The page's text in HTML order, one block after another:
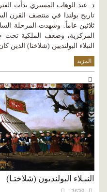
د. عبد الوهاب المسيري بدأت
تاريخ بولندا في منتصف القرن
ثلاثين عاماً. وشهدت المرحلة
المركزية، وضعف الملكية
النبلاء البولنديين (شلاختا) الذين
المزيد
النبـلاء البولنديون (شلاختـا)